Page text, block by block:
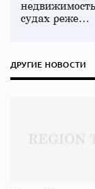
судах реже…
ДРУГИЕ НОВОСТИ